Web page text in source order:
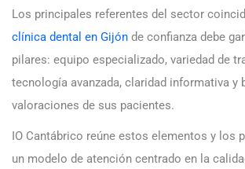
Los principales referentes del sector
clínica dental en Gijón de confianza debe
pilares: equipo especializado, variedad de
tecnología avanzada, claridad informativa y
valoraciones de sus pacientes.
IO Cantábrico reúne estos elementos y los
un modelo de atención centrado en la